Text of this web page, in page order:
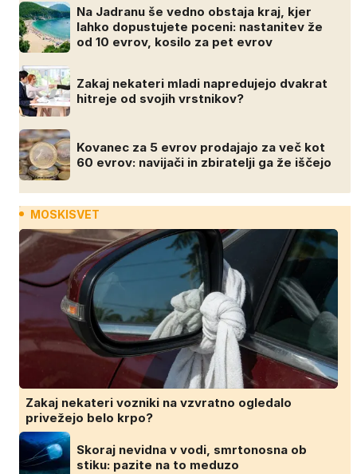
Na Jadranu še vedno obstaja kraj, kjer
lahko dopustujete poceni: nastanitev že
od 10 evrov, kosilo za pet evrov
Zakaj nekateri mladi napredujejo dvakrat
hitreje od svojih vrstnikov?
Kovanec za 5 evrov prodajajo za več kot
60 evrov: navijači in zbiratelji ga že iščejo
MOSKISVET
Zakaj nekateri vozniki na vzvratno ogledalo
privežejo belo krpo?
Skoraj nevidna v vodi, smrtonosna ob
stiku: pazite na to meduzo